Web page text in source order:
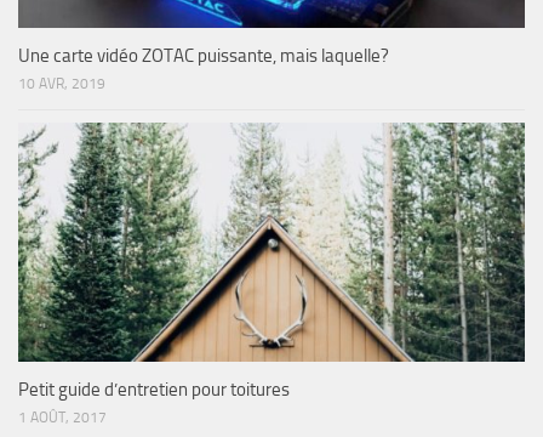
Une carte vidéo ZOTAC puissante, mais laquelle?
10 AVR, 2019
Petit guide d’entretien pour toitures
1 AOÛT, 2017